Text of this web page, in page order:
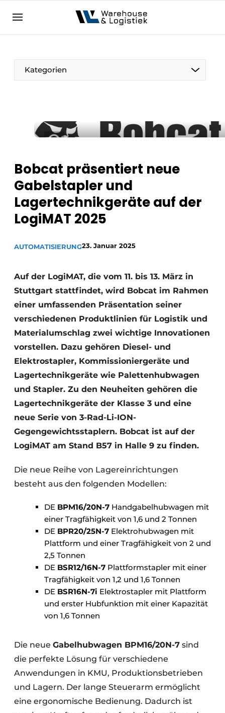
NL EN
Kategorien
Bobcat präsentiert neue
Gabelstapler und
Lagertechnikgeräte auf der
LogiMAT 2025
AUTOMATISIERUNG23. Januar 2025
Auf der LogiMAT, die vom 11. bis 13. März in
Stuttgart stattfindet, wird Bobcat im Rahmen
einer umfassenden Präsentation seiner
verschiedenen Produktlinien für Logistik und
Materialumschlag zwei wichtige Innovationen
vorstellen. Dazu gehören Diesel- und
Elektrostapler, Kommissioniergeräte und
Lagertechnikgeräte wie Palettenhubwagen
und Stapler. Zu den Neuheiten gehören die
Lagertechnikgeräte der Klasse 3 und eine
neue Serie von 3-Rad-Li-ION-
Gegengewichtsstaplern. Bobcat ist auf der
LogiMAT am Stand B57 in Halle 9 zu finden.
Die neue Reihe von Lagereinrichtungen
besteht aus den folgenden Modellen:
DE BPM16/20N-7 Handgabelhubwagen mit
einer Tragfähigkeit von 1,6 und 2 Tonnen
DE BPR20/25N-7 Elektrohubwagen mit
Plattform und einer Tragfähigkeit von 2 und
2,5 Tonnen
DE BSR12/16N-7 Plattformstapler mit einer
Tragfähigkeit von 1,2 und 1,6 Tonnen
DE BSR16N-7i Elektrostapler mit Plattform
und erster Hubfunktion mit einer Kapazität
von 1,6 Tonnen
Die neue Gabelhubwagen BPM16/20N-7 sind
die perfekte Lösung für verschiedene
Anwendungen in KMU, Produktionsbetrieben
und Lagern. Der lange Steuerarm ermöglicht
eine ergonomische Bedienung. Dadurch ist